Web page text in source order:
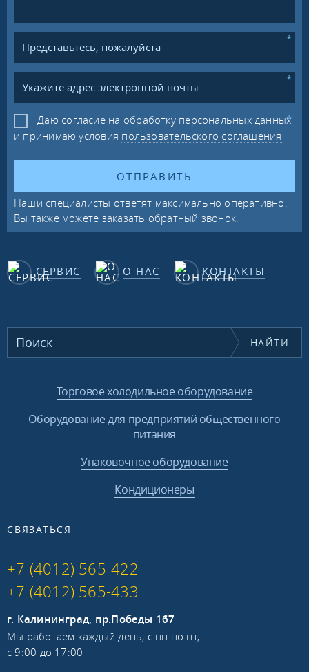
Даю согласие на обработку персональных данных
и принимаю условия пользовательского соглашения
ОТПРАВИТЬ
Наши специалисты ответят максимально оперативно.
Вы также можете заказать обратный звонок.
СЕРВИС О НАС КОНТАКТЫ
НАЙТИ
Торговое холодильное оборудование
Оборудование для предприятий общественного
питания
Упаковочное оборудование
Кондиционеры
СВЯЗАТЬСЯ
+7 (4012) 565-422
+7 (4012) 565-433
г. Калининград, пр.Победы 167
Мы работаем каждый день, с пн по пт,
с 9:00 до 17:00